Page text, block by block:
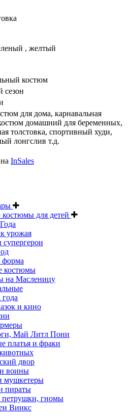
, желтый
костюм
сезон
для дома, карнавальная
домашний для беременных,
толстовка, спортивный худи,
лонгслив т.д.
InSales
для детей
урожая
супергерои
форма
костюмы
на Масленицу
и кино
Май Литл Пони
платья и фраки
двор
воины
мушкетеры
пираты
гномы
Винкс